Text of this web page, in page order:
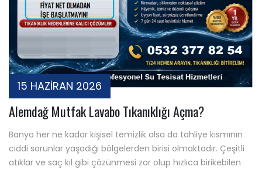
15 HAZİRAN 2026
Alemdağ Mutfak Lavabo Tıkanıklığı Açma?
Banyo her ne kadar kişisel temizlik olsa da tahliye kısmının
ciddi sorunlar yaşadığı bölgelerden birisi olmaktadır. Çeşitli
atıklar ve saç kıl gibi çözünmesi zor olup hızlıca birikebilen